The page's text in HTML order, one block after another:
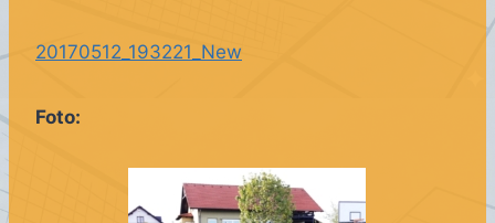
20170512_193221_New
Foto: